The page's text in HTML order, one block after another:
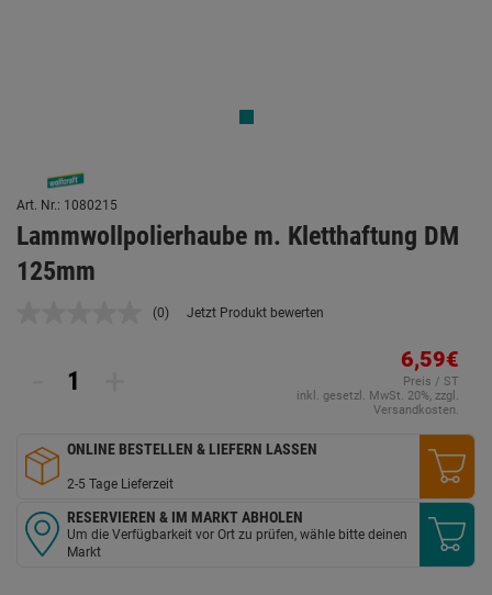
Art. Nr.: 1080215
Lammwollpolierhaube m. Kletthaftung DM
125mm
Kein
(0) Jetzt Produkt bewerten
6,59€
Preis / ST
inkl. gesetzl. MwSt. 20%, zzgl.
Versandkosten.
ONLINE BESTELLEN & LIEFERN LASSEN
2-5 Tage Lieferzeit
RESERVIEREN & IM MARKT ABHOLEN
Um die Verfügbarkeit vor Ort zu prüfen, wähle bitte deinen
Markt